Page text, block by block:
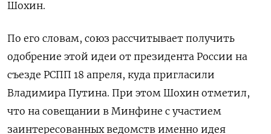
Шохин.
По его словам, союз рассчитывает получить
одобрение этой идеи от президента России на
съезде РСПП 18 апреля, куда пригласили
Владимира Путина. При этом Шохин отметил,
что на совещании в Минфине с участием
заинтересованных ведомств именно идея